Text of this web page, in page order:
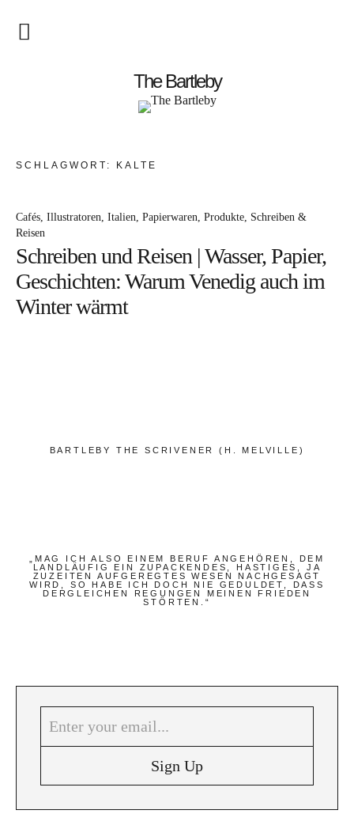
The Bartleby
Startseite
About
Menschen
Atelierbesuch
Literatur
Papier & Stift
Schreiben & Reisen
Zeitgeist
SCHLAGWORT: KÄLTE
Cafés Illustratoren Italien Papierwaren Produkte Schreiben &
Reisen
Schreiben und Reisen | Wasser, Papier,
Geschichten: Warum Venedig auch im
Winter wärmt
BARTLEBY THE SCRIVENER (H. MELVILLE)
„MAG ICH ALSO EINEM BERUF ANGEHÖREN, DEM
LANDLÄUFIG EIN ZUPACKENDES, HASTIGES, JA
ZUZEITEN AUFGEREGTES WESEN NACHGESAGT
WIRD, SO HABE ICH DOCH NIE GEDULDET, DASS
DERGLEICHEN REGUNGEN MEINEN FRIEDEN
STÖRTEN.“